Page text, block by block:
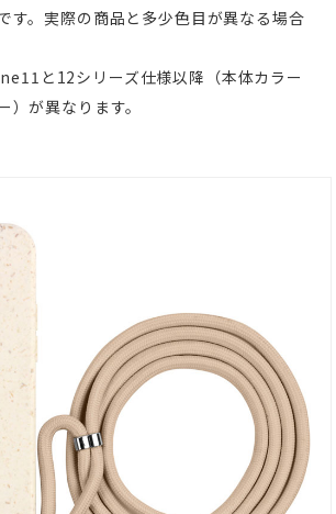
す。実際の商品と多少色目が異なる場合
と12シリーズ仕様以降（本体カラー
）が異なります。